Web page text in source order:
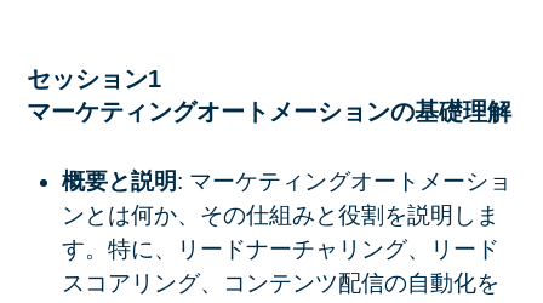
セッション1
マーケティングオートメーションの基礎理解
概要と説明: マーケティングオートメーショ
ンとは何か、その仕組みと役割を説明しま
す。特に、リードナーチャリング、リード
スコアリング、コンテンツ配信の自動化を